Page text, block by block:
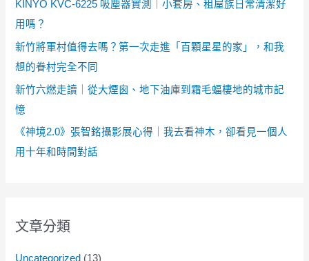
KINYO KVC-6225 吸塵器實測｜小套房、租屋族日常清潔好
用嗎？
新竹將軍村值得去嗎？第一次走進「百顆星星的家」，和我
想的眷村完全不同
新竹六燃走讀｜從大煙囪、地下油庫到霜毛蝠棲地的城市記
憶
《神境2.0》張智銘攝影展心得｜我去看神木，卻看見一個人
用十年和時間對話
文章分類
Uncategorized (13)